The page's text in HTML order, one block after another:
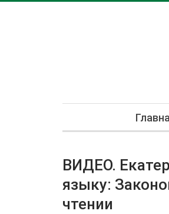
ВИДЕО.
языку:
чтении